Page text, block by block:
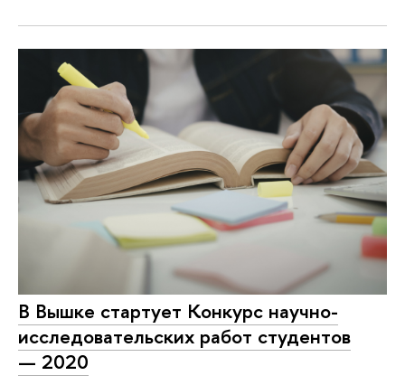
В Вышке стартует Конкурс научно-
исследовательских работ студентов
— 2020